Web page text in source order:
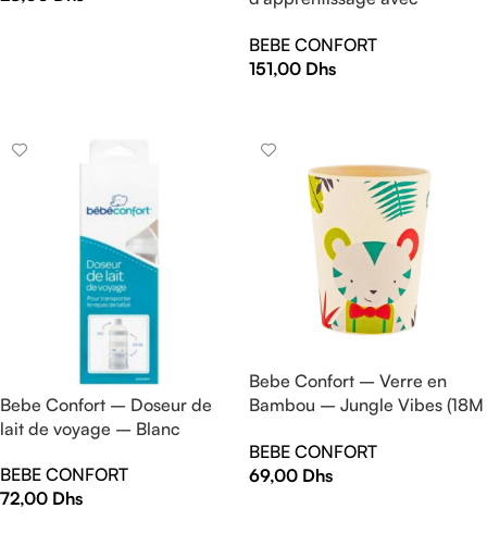
BEBE CONFORT
151,00 Dhs
Bebe Confort – Doseur de
lait de voyage – Blanc
BEBE CONFORT
72,00 Dhs
Bebe Confort – Verre en
Bambou – Jungle Vibes (18M
BEBE CONFORT
69,00 Dhs